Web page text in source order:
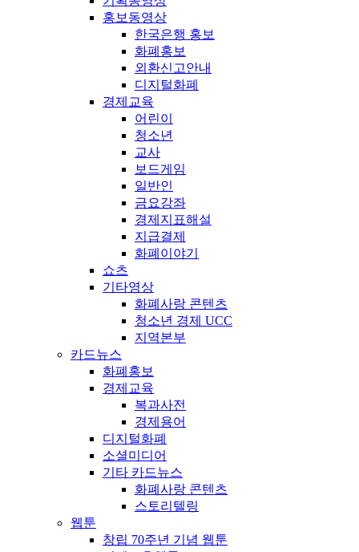
홍보동영상
한국은행 홍보
화폐홍보
외환신고안내
디지털화폐
경제교육
어린이
청소년
교사
보드게임
일반인
금요강좌
경제지표해설
지급결제
화폐이야기
쇼츠
기타영상
화폐사랑 콘텐츠
청소년 경제 UCC
지역본부
카드뉴스
화폐홍보
경제교육
복과사전
경제용어
디지털화폐
소셜미디어
기타 카드뉴스
화폐사랑 콘텐츠
스토리텔링
웹툰
창립 70주년 기념 웹툰